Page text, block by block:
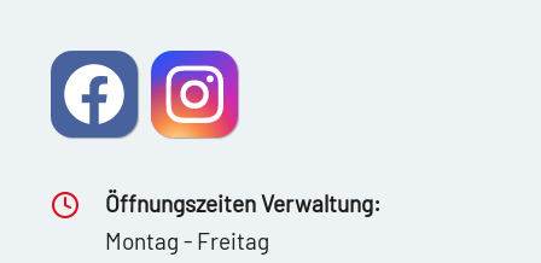
Öffnungszeiten Verwaltung:
Montag - Freitag